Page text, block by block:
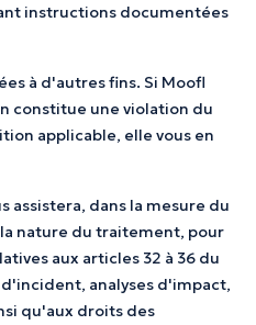
instructions documentées
à d'autres fins. Si Moofl
constitue une violation du
applicable, elle vous en
assistera, dans la mesure du
nature du traitement, pour
aux articles 32 à 36 du
analyses d'impact,
qu'aux droits des